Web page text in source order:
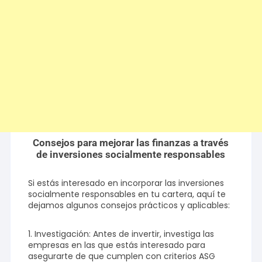
Consejos para mejorar las finanzas a través
de inversiones socialmente responsables
Si estás interesado en incorporar las inversiones
socialmente responsables en tu cartera, aquí te
dejamos algunos consejos prácticos y aplicables:
1. Investigación: Antes de invertir, investiga las
empresas en las que estás interesado para
asegurarte de que cumplen con criterios ASG